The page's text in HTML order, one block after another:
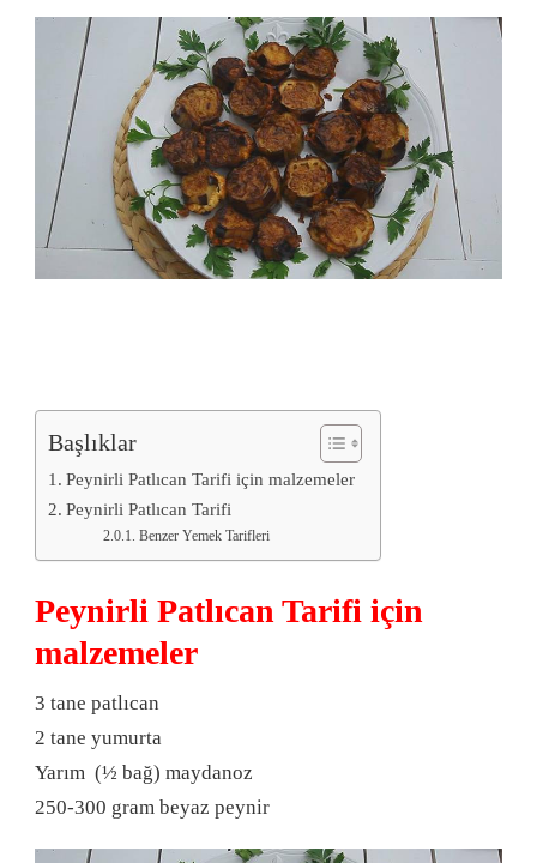
Başlıklar
Peynirli Patlıcan Tarifi için malzemeler
Peynirli Patlıcan Tarifi
Benzer Yemek Tarifleri
Peynirli Patlıcan Tarifi için
malzemeler
3 tane patlıcan
2 tane yumurta
Yarım (½ bağ) maydanoz
250-300 gram beyaz peynir